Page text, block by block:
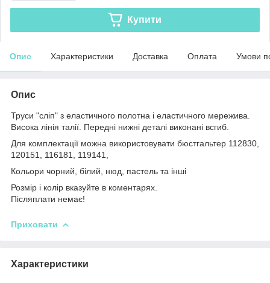
Купити
Опис Характеристики Доставка Оплата Умови
Опис
Труси "сліп" з еластичного полотна і еластичного мережива.
Висока лінія талії. Передні нижні деталі виконані всгиб.
Для комплектації можна використовувати бюстгальтер 112830,
120151, 116181, 119141,
Кольори чорний, білий, нюд, пастель та інші
Розмір і колір вказуйте в коментарях.
Післяплати немає!
Приховати
Характеристики